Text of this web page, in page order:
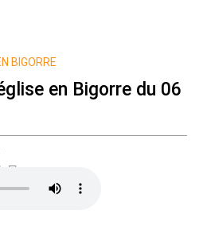
BIGORRE
en Bigorre du 06